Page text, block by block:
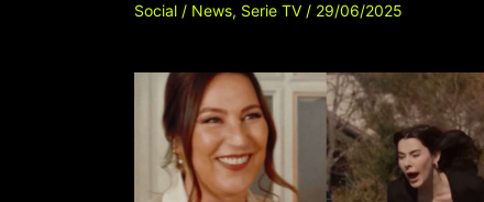
Social / News, Serie TV / 29/06/2025